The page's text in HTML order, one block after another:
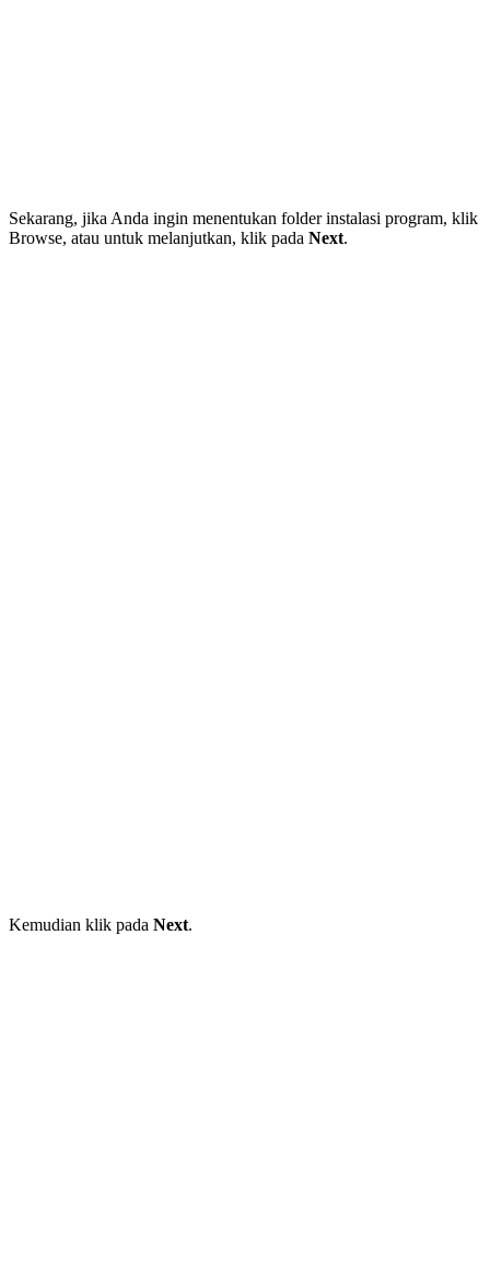
Sekarang, jika Anda ingin menentukan folder instalasi program, klik
Browse, atau untuk melanjutkan, klik pada Next.
Kemudian klik pada Next.